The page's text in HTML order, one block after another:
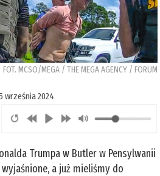
FOT. MCSO/MEGA / THE MEGA AGENCY / FORUM
września 2024
Trumpa w Butler w Pensylwanii
a już mieliśmy do